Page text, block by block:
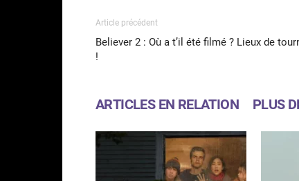
Article précédent
Believer 2 : Où a t’il été filmé ? Lieux de
!
ARTICLES EN RELATION PLUS